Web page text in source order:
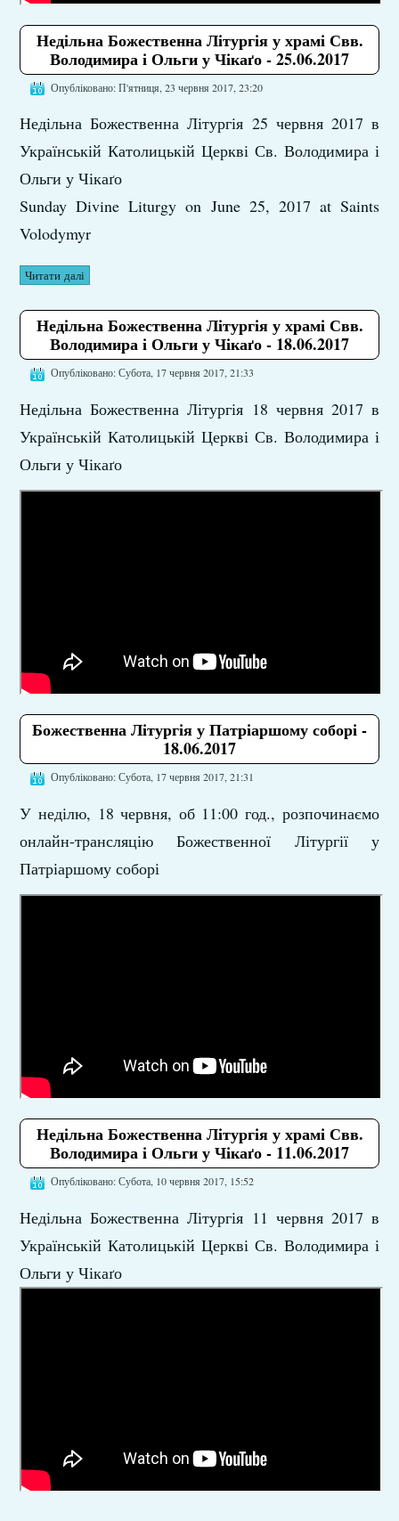
Недільна Божественна Літургія у храмі Свв.
Володимира і Ольги у Чікаґо - 25.06.2017
Опубліковано: П'ятниця, 23 червня 2017, 23:20
Недільна Божественна Літургія 25 червня 2017 в
Українській Католицькій Церкві Св. Володимира і
Ольги у Чікаґо
Sunday Divine Liturgy on June 25, 2017 at Saints
Volodymyr
Читати далі
Недільна Божественна Літургія у храмі Свв.
Володимира і Ольги у Чікаґо - 18.06.2017
Опубліковано: Субота, 17 червня 2017, 21:33
Недільна Божественна Літургія 18 червня 2017 в
Українській Католицькій Церкві Св. Володимира і
Ольги у Чікаґо
Божественна Літургія у Патріаршому соборі -
18.06.2017
Опубліковано: Субота, 17 червня 2017, 21:31
У неділю, 18 червня, об 11:00 год., розпочинаємо
онлайн-трансляцію Божественної Літургії у
Патріаршому соборі
Недільна Божественна Літургія у храмі Свв.
Володимира і Ольги у Чікаґо - 11.06.2017
Опубліковано: Субота, 10 червня 2017, 15:52
Недільна Божественна Літургія 11 червня 2017 в
Українській Католицькій Церкві Св. Володимира і
Ольги у Чікаґо